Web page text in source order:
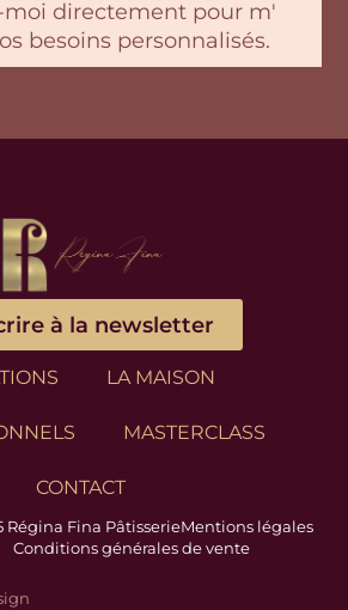
moi directement pour m'
besoins personnalisés.
à la newsletter
LA MAISON
MASTERCLASS
CONTACT
Régina Fina PâtisserieMentions légales
Conditions générales de vente